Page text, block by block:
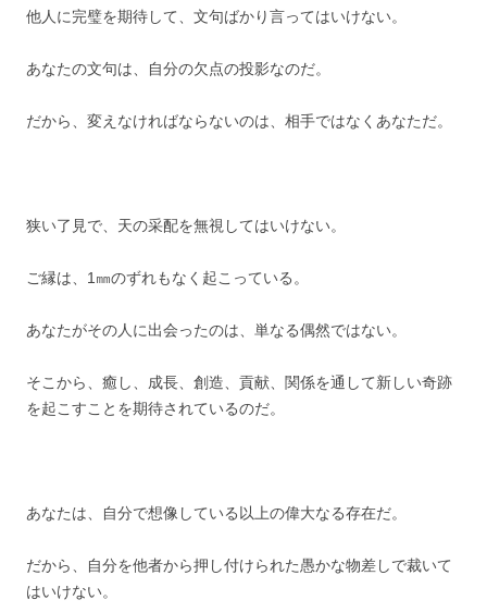
他人に完璧を期待して、文句ばかり言ってはいけない。
あなたの文句は、自分の欠点の投影なのだ。
だから、変えなければならないのは、相手ではなくあなただ。
狭い了見で、天の采配を無視してはいけない。
ご縁は、 1 ㎜のずれもなく起こっている 。
あなたがその人に出会ったのは、単なる偶然ではない。
そこから、癒し、成長、創造、貢献、関係を通して新しい奇跡
を起こすことを期待されているのだ。
あなたは、自分で想像している以上の偉大なる存在だ。
だから、自分を他者から押し付けられた愚かな物差しで裁いて
はいけない。